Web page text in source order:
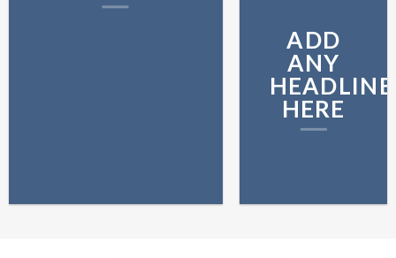
ADD
ANY
HEADLINE
HERE